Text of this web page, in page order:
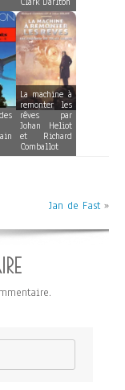
La machine à
remonter les
rêves par
Johan Heliot
et Richard
Comballot
Jan de Fast »